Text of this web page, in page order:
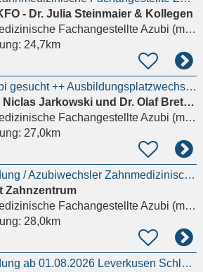
- Dr. Julia Steinmaier & Kollegen
Zahnmedizinische Fachangestellte Azubi (m/w/d)
24,7km
++ Azubi gesucht ++ Ausbildungsplatzwechsler/in ++ zahnmedizinische/r Fachangestellte/r ++ (m/w/d)
Dr. Urs Niclas Jarkowski und Dr. Olaf Brethauer Zahnarztpraxis
Zahnmedizinische Fachangestellte Azubi (m/w/d)
27,0km
Ausbildung / Azubiwechsler Zahnmedizinische Fachangestellte / ZFA (m/w/d)
Zahnzentrum
Zahnmedizinische Fachangestellte Azubi (m/w/d)
28,0km
Ausbildung ab 01.08.2026 Leverkusen Schlebusch